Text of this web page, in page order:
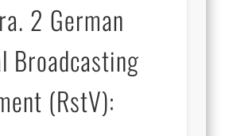
2 German
Broadcasting
(RstV):